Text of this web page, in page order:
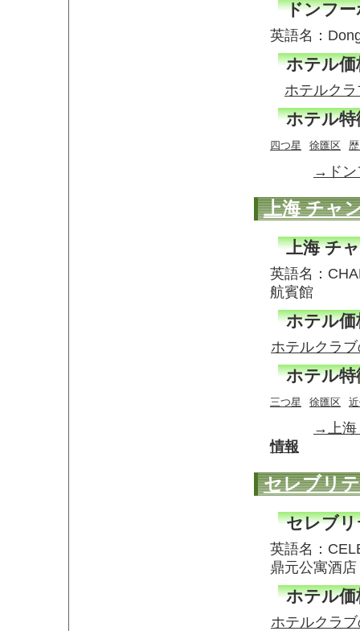
ドンフ
英語名：
ホテル価
ホテルク
ホテル特
四つ星 徐匯区
→ドン
上海 チャ
上海 チ
英語名：
航賓館
ホテル価
ホテルクラ
ホテル特
三つ星 徐匯区
→上海
情報
セレブリ
セレブ
英語名：
鼎元公寓酒店
ホテル価
ホテルクラ